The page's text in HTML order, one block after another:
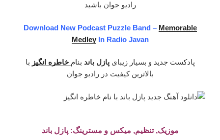
رادیو جوان باشید
Download New Podcast Puzzle Band – Memorable
MedleyIn Radio Javan
پادکست جدید و بسیار زیبایپازل باند بنام خاطره انگیز با
بالاترین کیفیت در رادیو جوان
موزیک, تنظیم, میکس و مسترینگ: پازل باند